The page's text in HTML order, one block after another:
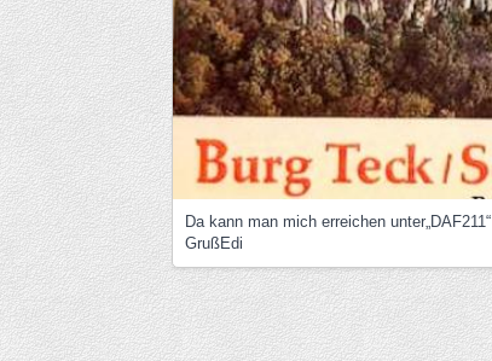
Da kann man mich erreichen unter„DAF211“
GrußEdi